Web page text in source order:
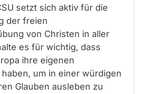
setzt sich aktiv für die
der freien
von Christen in aller
es für wichtig, dass
ihre eigenen
um in einer würdigen
Glauben ausleben zu